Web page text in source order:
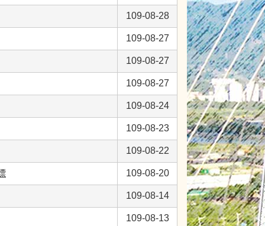
109-08-28
109-08-27
109-08-27
109-08-27
109-08-24
109-08-23
109-08-22
109-08-20
109-08-14
109-08-13